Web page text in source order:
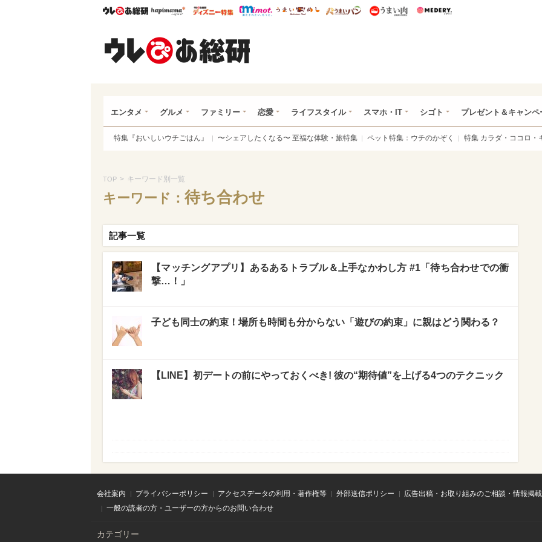
ウレぴあ総研ハピママ* ウレぴあ総研 ディズニー特集
mimot. うまいめし うまいパン うまい肉
エンタメ グルメ ファミリー 恋愛 ライフスタイル スマホ・IT シゴト プレゼント＆キャンペ
特集『おいしいウチごはん』 〜シェアしたくなる〜 至福な体験・旅特集 ペット特集：ウチのかぞく 特集 カラダ・ココロ・
TOP > キーワード別一覧
キーワード： 待ち合わせ
記事一覧
【マッチングアプリ】あるあるトラブル＆上手なかわし方 #1「待ち合わせでの衝
撃…！」
子ども同士の約束！場所も時間も分からない「遊びの約束」に親はどう関わる？
【LINE】初デートの前にやっておくべき! 彼の“期待値”を上げる4つのテクニック
会社案内 プライバシーポリシー アクセスデータの利用・著作権等 外部送信ポリシー
広告出稿・お取り組みのご相談・情報掲
一般の読者の方・ユーザーの方からのお問い合わせ
カテゴリー